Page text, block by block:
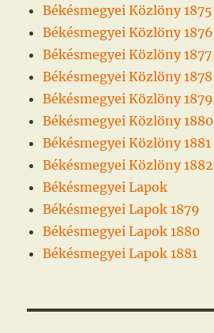
Békésmegyei Közlöny 1875
Békésmegyei Közlöny 1876
Békésmegyei Közlöny 1877
Békésmegyei Közlöny 1878
Békésmegyei Közlöny 1879
Békésmegyei Közlöny 1880
Békésmegyei Közlöny 1881
Békésmegyei Közlöny 1882
Békésmegyei Lapok
Békésmegyei Lapok 1879
Békésmegyei Lapok 1880
Békésmegyei Lapok 1881